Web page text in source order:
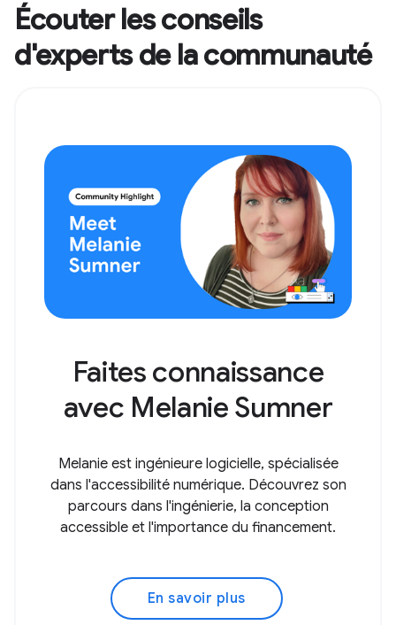
Écouter les conseils
d'experts de la communauté
Faites connaissance
avec Melanie Sumner
Melanie est ingénieure logicielle, spécialisée
dans l'accessibilité numérique. Découvrez son
parcours dans l'ingénierie, la conception
accessible et l'importance du financement.
En savoir plus